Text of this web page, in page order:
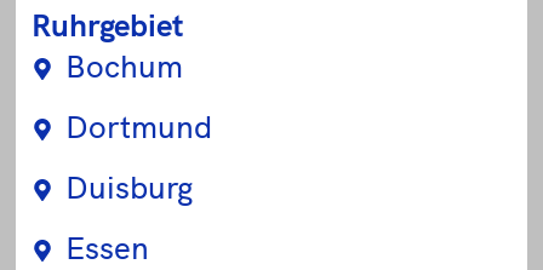
Ruhrgebiet
Bochum
Dortmund
Duisburg
Essen